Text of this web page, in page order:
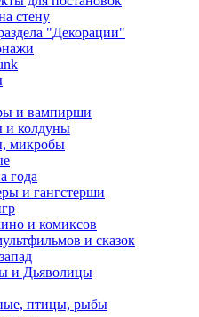
стену
"Декорации"
и вампирши
и колдуны
микробы
года
и гангстерши
и комиксов
и сказок
и Дьяволицы
птицы, рыбы